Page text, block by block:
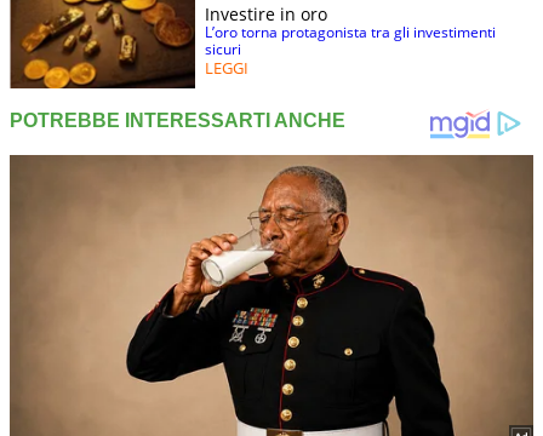
Investire in oro
L’oro torna protagonista tra gli investimenti
sicuri
LEGGI